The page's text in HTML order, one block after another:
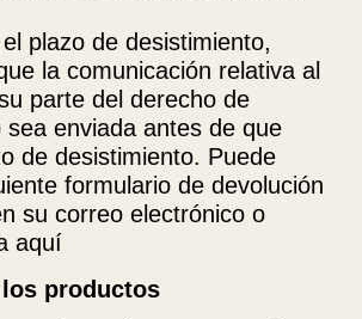
plazo de desistimiento,
la comunicación relativa al
parte del derecho de
sea enviada antes de que
de desistimiento. Puede
formulario de devolución
su correo electrónico o
aquí
productos